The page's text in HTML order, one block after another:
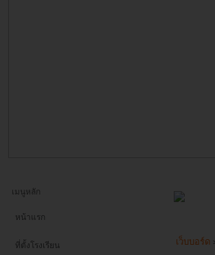
เมนูหลัก
หน้าแรก
ที่ตั้งโรงเรียน เว็บบอร์ด